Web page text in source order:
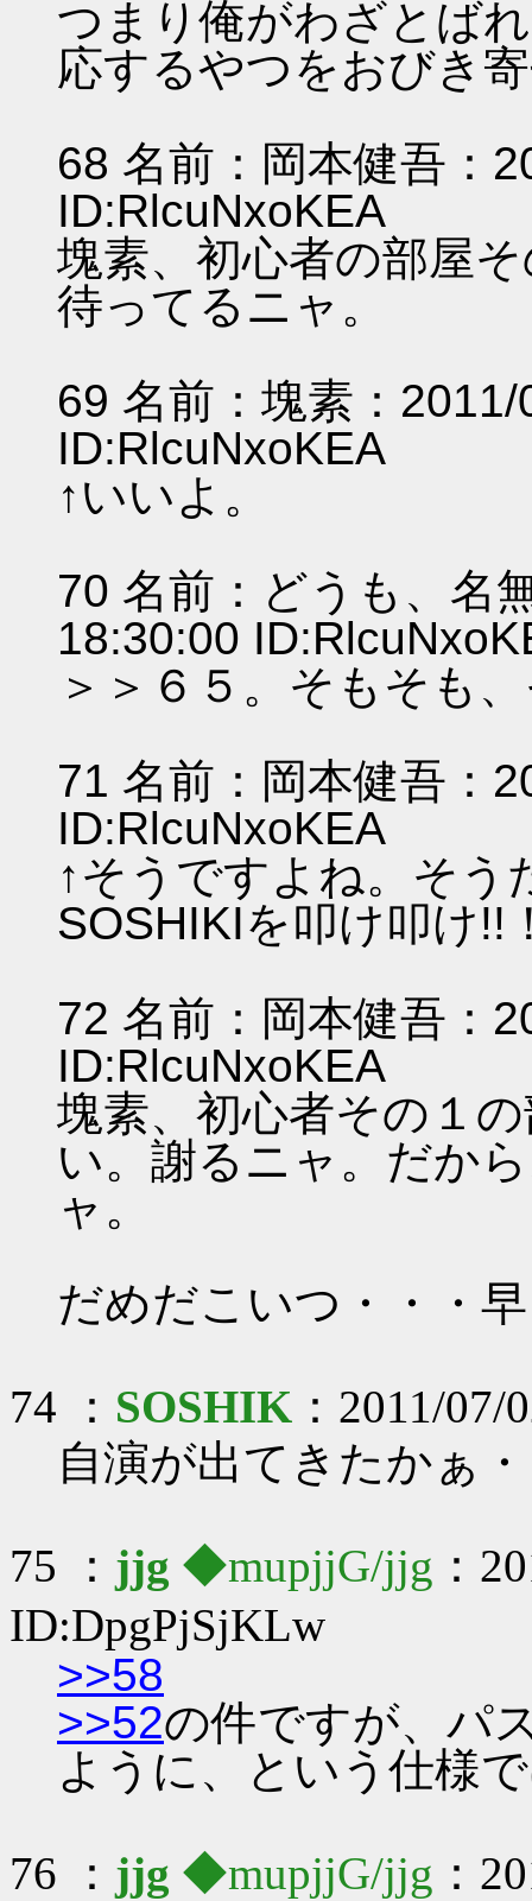
つまり俺がわざとば
応するやつをおびき
68 名前：岡本健吾：
ID:RlcuNxoKEA
塊素、初心者の部屋
待ってるニャ。
69 名前：塊素：
ID:RlcuNxoKEA
↑いいよ。
70 名前：どうも、名
18:30:00
＞＞６５。そもそも
71 名前：岡本健吾：
ID:RlcuNxoKEA
↑そうですよね。そう
SOSHIKIを叩け叩け!!
72 名前：岡本健吾：
ID:RlcuNxoKEA
塊素、初心者その１
い。謝るニャ。だか
ャ。
だめだこいつ・・・
74 ： SOSHIK ：2011/
自演が出てきたかぁ
75 ： jjg ◆mupjjG/jjg ：
ID:DpgPjSjKLw
>>58
>>52の件ですが、パ
ように、という仕様
76 ： jjg ◆mupjjG/jjg ：